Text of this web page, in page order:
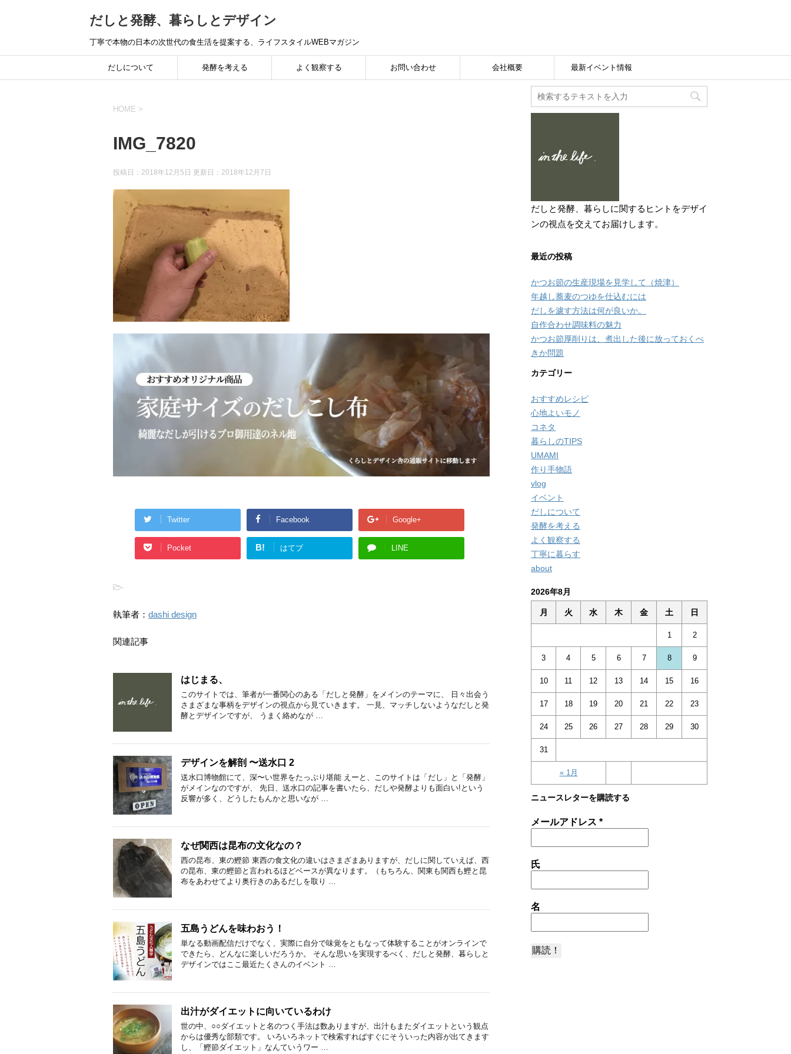
だしと発酵、暮らしとデザイン
丁寧で本物の日本の次世代の食生活を提案する、ライフスタイルWEBマガジン
だしについて 発酵を考える よく観察する お問い合わせ 会社概要 最新イベント情報
HOME >
IMG_7820
投稿日：2018年12月5日 更新日： 2018年12月7日
Twitter Facebook Google+
Pocket B! はてブ LINE
-
執筆者： dashi design
関連記事
はじまる、
このサイトでは、筆者が一番関心のある「だしと発酵」をメインのテーマに、 日々出会う
さまざまな事柄をデザインの視点から見ていきます。 一見、マッチしないようなだしと発
酵とデザインですが、 うまく絡めなが …
デザインを解剖 〜送水口 2
送水口博物館にて、深〜い世界をたっぷり堪能 えーと、このサイトは「だし」と「発酵」
がメインなのですが、 先日、送水口の記事を書いたら、だしや発酵よりも面白い!という
反響が多く、どうしたもんかと思いなが …
なぜ関西は昆布の文化なの？
西の昆布、東の鰹節 東西の食文化の違いはさまざまありますが、だしに関していえば、西
の昆布、東の鰹節と言われるほどベースが異なります。（もちろん、関東も関西も鰹と昆
布をあわせてより奥行きのあるだしを取り …
五島うどんを味わおう！
単なる動画配信だけでなく、実際に自分で味覚をともなって体験することがオンラインで
できたら、どんなに楽しいだろうか。 そんな思いを実現するべく、だしと発酵、暮らしと
デザインではここ最近たくさんのイベント …
出汁がダイエットに向いているわけ
世の中、○○ダイエットと名のつく手法は数ありますが、出汁もまたダイエットという観点
からは優秀な部類です。 いろいろネットで検索すればすぐにそういった内容が出てきます
し、「鰹節ダイエット」なんていうワー …
だしと発酵、暮らしに関するヒントをデザイ
ンの視点を交えてお届けします。
最近の投稿
かつお節の生産現場を見学して（焼津）
年越し蕎麦のつゆを仕込むには
だしを濾す方法は何が良いか。
自作合わせ調味料の魅力
かつお節厚削りは、煮出した後に放っておくべ
きか問題
カテゴリー
おすすめレシピ
心地よいモノ
コネタ
暮らしのTIPS
UMAMI
作り手物語
vlog
イベント
だしについて
発酵を考える
よく観察する
丁寧に暮らす
about
2026年8月
月 火 水 木 金 土 日
« 1月
1 2
3 4 5 6 7 8 9
10 11 12 13 14 15 16
17 18 19 20 21 22 23
24 25 26 27 28 29 30
31
ニュースレターを購読する
メールアドレス *
氏
名